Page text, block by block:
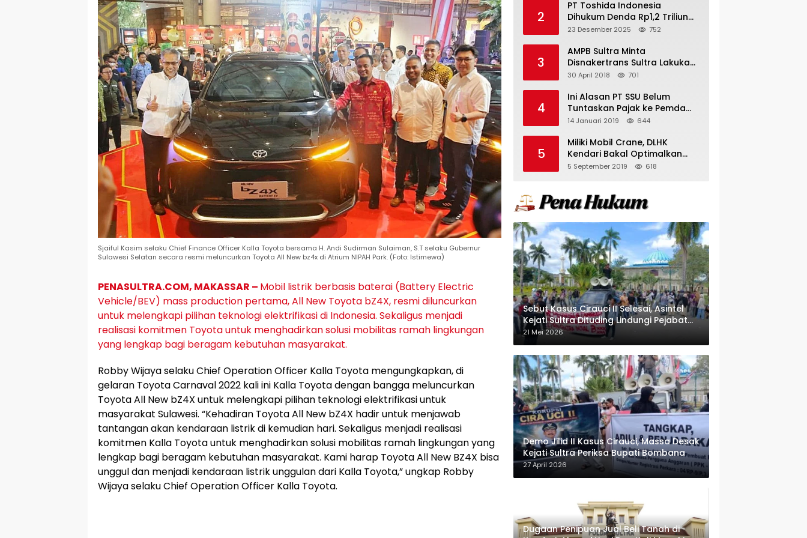
Sjaiful Kasim selaku Chief Finance Officer Kalla Toyota bersama H. Andi Sudirman Sulaiman, S.T selaku Gubernur
Sulawesi Selatan secara resmi meluncurkan Toyota All New bz4x di Atrium NIPAH Park. (Foto: Istimewa)
PENASULTRA.COM, MAKASSAR – Mobil listrik berbasis baterai (Battery Electric
Vehicle/BEV) mass production pertama, All New Toyota bZ4X, resmi diluncurkan
untuk melengkapi pilihan teknologi elektrifikasi di Indonesia. Sekaligus menjadi
realisasi komitmen Toyota untuk menghadirkan solusi mobilitas ramah lingkungan
yang lengkap bagi beragam kebutuhan masyarakat.
Robby Wijaya selaku Chief Operation Officer Kalla Toyota mengungkapkan, di
gelaran Toyota Carnaval 2022 kali ini Kalla Toyota dengan bangga meluncurkan
Toyota All New bZ4X untuk melengkapi pilihan teknologi elektrifikasi untuk
masyarakat Sulawesi. “Kehadiran Toyota All New bZ4X hadir untuk menjawab
tantangan akan kendaraan listrik di kemudian hari. Sekaligus menjadi realisasi
komitmen Kalla Toyota untuk menghadirkan solusi mobilitas ramah lingkungan yang
lengkap bagi beragam kebutuhan masyarakat. Kami harap Toyota All New BZ4X bisa
unggul dan menjadi kendaraan listrik unggulan dari Kalla Toyota,” ungkap Robby
Wijaya selaku Chief Operation Officer Kalla Toyota.
2
PT Toshida Indonesia
Dihukum Denda Rp1,2 Triliun
atas Aktivitas Tambang
23 Desember 2025 752
3
AMPB Sultra Minta
Disnakertrans Sultra Lakukan
Sweeping TKA
30 April 2018 701
4
Ini Alasan PT SSU Belum
Tuntaskan Pajak ke Pemda
Bombana Sebesar Rp8 Miliar
14 Januari 2019 644
5
Miliki Mobil Crane, DLHK
Kendari Bakal Optimalkan
Pangkas Pohon Peneduh
5 September 2019 618
Sebut Kasus Cirauci II Selesai, Asintel
Kejati Sultra Dituding Lindungi Pejabat
Berwenang
21 Mei 2026
Demo Jilid II Kasus Cirauci, Massa Desak
Kejati Sultra Periksa Bupati Bombana
27 April 2026
Dugaan Penipuan Jual Beli Tanah di